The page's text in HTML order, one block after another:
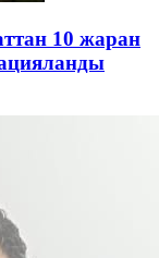
10 жаран